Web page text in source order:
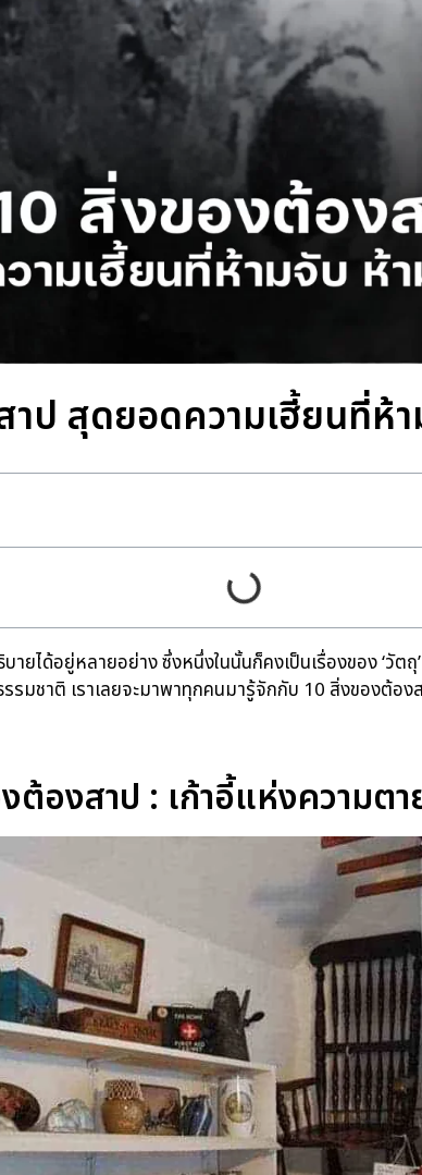
ป สุดยอดความเฮี้ยนที่ห้
ยได้อยู่หลายอย่าง ซึ่งหนึ่งในนั้นก็คงเป็นเรื่องของ ‘วัต
รมชาติ เราเลยจะมาพาทุกคนมารู้จักกับ 10 สิ่งของต้อ
ต้องสาป : เก้าอี้แห่งความต